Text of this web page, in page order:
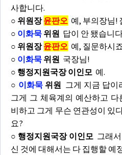
사합니다.
○ 위원장윤판오 예, 부의장님!
○ 이화묵 위원 답이 안 됐습니
○ 위원장윤판오 예, 질문하시
○ 이화묵 위원 국장님!
○ 행정지원국장 이인모 예.
○ 이화묵 위원 그게 지금 답이
그게 그 체육계의 예산하고
비하고 그게 무슨 연관성이 있
요?
○ 행정지원국장 이인모그래서
신 것에 대해서는 다 집행할 예